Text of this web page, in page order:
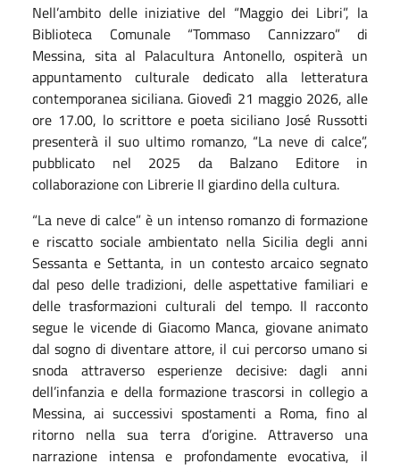
Nell’ambito delle iniziative del “Maggio dei Libri”, la
Biblioteca Comunale “Tommaso Cannizzaro” di
Messina, sita al Palacultura Antonello, ospiterà un
appuntamento culturale dedicato alla letteratura
contemporanea siciliana. Giovedì 21 maggio 2026, alle
ore 17.00, lo scrittore e poeta siciliano José Russotti
presenterà il suo ultimo romanzo, “La neve di calce”,
pubblicato nel 2025 da Balzano Editore in
collaborazione con Librerie Il giardino della cultura.
“La neve di calce” è un intenso romanzo di formazione
e riscatto sociale ambientato nella Sicilia degli anni
Sessanta e Settanta, in un contesto arcaico segnato
dal peso delle tradizioni, delle aspettative familiari e
delle trasformazioni culturali del tempo. Il racconto
segue le vicende di Giacomo Manca, giovane animato
dal sogno di diventare attore, il cui percorso umano si
snoda attraverso esperienze decisive: dagli anni
dell’infanzia e della formazione trascorsi in collegio a
Messina, ai successivi spostamenti a Roma, fino al
ritorno nella sua terra d’origine. Attraverso una
narrazione intensa e profondamente evocativa, il